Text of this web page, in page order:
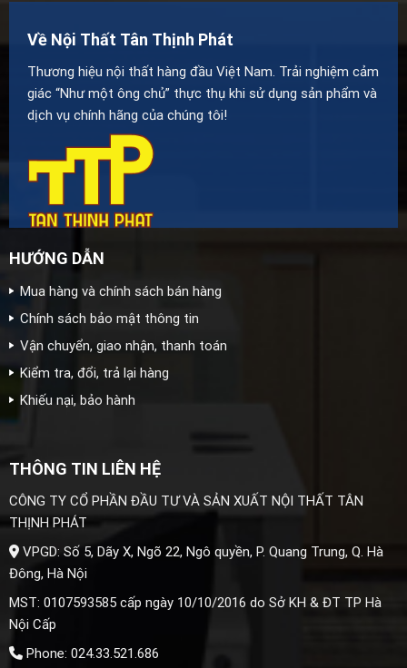
Về Nội Thất Tân Thịnh Phát
Thương hiệu nội thất hàng đầu Việt Nam. Trải nghiệm cảm
giác “Như một ông chủ” thực thụ khi sử dụng sản phẩm và
dịch vụ chính hãng của chúng tôi!
HƯỚNG DẪN
Mua hàng và chính sách bán hàng
Chính sách bảo mật thông tin
Vận chuyển, giao nhận, thanh toán
Kiểm tra, đổi, trả lại hàng
Khiếu nại, bảo hành
THÔNG TIN LIÊN HỆ
CÔNG TY CỔ PHẦN ĐẦU TƯ VÀ SẢN XUẤT NỘI THẤT TÂN
THỊNH PHÁT
VPGD: Số 5, Dãy X, Ngõ 22, Ngô quyền, P. Quang Trung, Q. Hà
Đông, Hà Nội
MST: 0107593585 cấp ngày 10/10/2016 do Sở KH & ĐT TP Hà
Nội Cấp
Phone: 024.33.521.686